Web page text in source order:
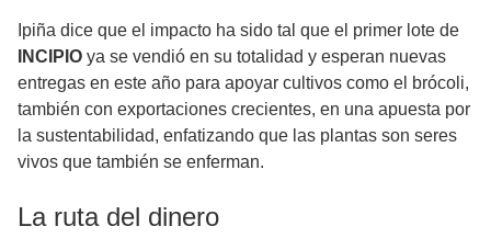
Ipiña dice que el impacto ha sido tal que el primer lote de
INCIPIO ya se vendió en su totalidad y esperan nuevas
entregas en este año para apoyar cultivos como el brócoli,
también con exportaciones crecientes, en una apuesta por
la sustentabilidad, enfatizando que las plantas son seres
vivos que también se enferman.
La ruta del dinero